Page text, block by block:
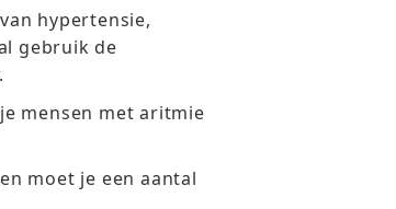
hypertensie,
gebruik de
mensen met aritmie
moet je een aantal